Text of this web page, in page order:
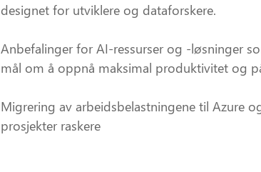
designet for utviklere og dataforskere.
Anbefalinger for AI-ressurser og -løsninger
mål om å oppnå maksimal produktivitet og
Migrering av arbeidsbelastningene til Azure
prosjekter raskere